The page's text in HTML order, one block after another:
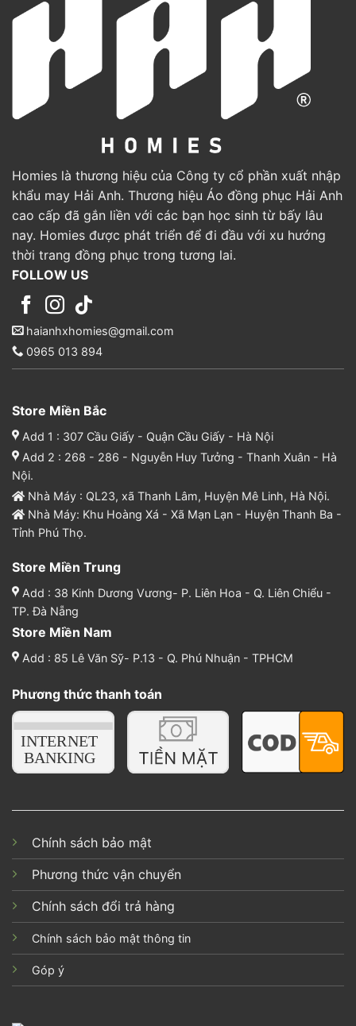
Homies là thương hiệu của Công ty cổ phần xuất nhập
khẩu may Hải Anh. Thương hiệu Áo đồng phục Hải Anh
cao cấp đã gắn liền với các bạn học sinh từ bấy lâu
nay. Homies được phát triển để đi đầu với xu hướng
thời trang đồng phục trong tương lai.
FOLLOW US
haianhxhomies@gmail.com
0965 013 894
Store Miền Bắc
Add 1 : 307 Cầu Giấy - Quận Cầu Giấy - Hà Nội
Add 2 : 268 - 286 - Nguyễn Huy Tưởng - Thanh Xuân - Hà
Nội.
Nhà Máy : QL23, xã Thanh Lâm, Huyện Mê Linh, Hà Nội.
Nhà Máy: Khu Hoàng Xá - Xã Mạn Lạn - Huyện Thanh Ba -
Tỉnh Phú Thọ.
Store Miền Trung
Add : 38 Kinh Dương Vương- P. Liên Hoa - Q. Liên Chiểu -
TP. Đà Nẵng
Store Miền Nam
Add : 85 Lê Văn Sỹ- P.13 - Q. Phú Nhuận - TPHCM
Phương thức thanh toán
Chính sách bảo mật
Phương thức vận chuyển
Chính sách đổi trả hàng
Chính sách bảo mật thông tin
Góp ý